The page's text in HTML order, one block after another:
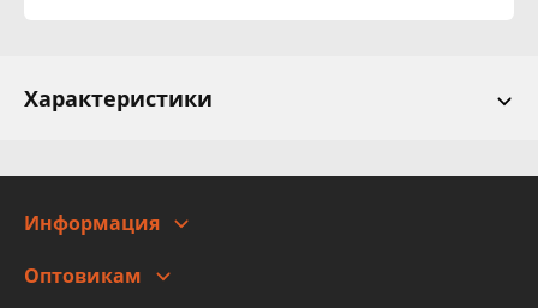
Характеристики
Информация
Адреса
Оптовикам